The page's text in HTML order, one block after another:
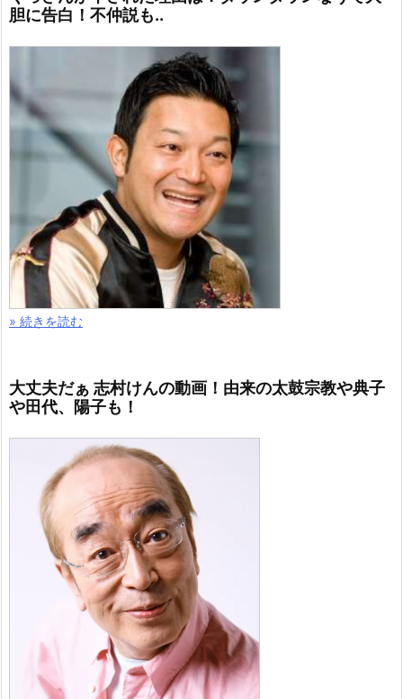
胆に告白！不仲説も..
» 続きを読む
大丈夫だぁ 志村けんの動画！由来の太鼓宗教や典子
や田代、陽子も！